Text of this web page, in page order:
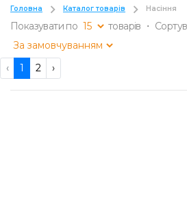
Головна Каталог товарів Насіння
Показувати по товарів ・
‹ 1 2 ›